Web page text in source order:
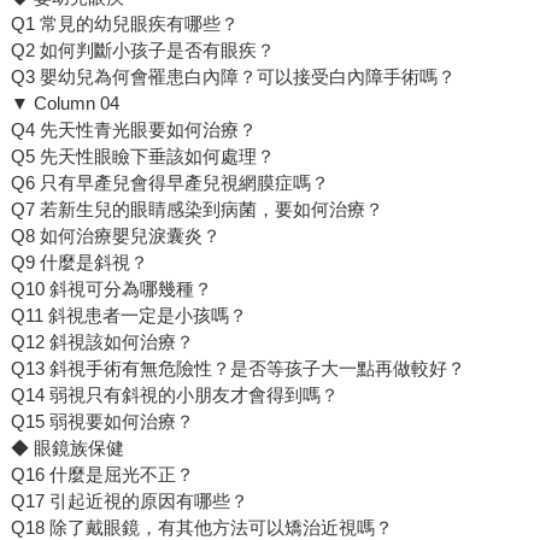
Q1 常見的幼兒眼疾有哪些？
Q2 如何判斷小孩子是否有眼疾？
Q3 嬰幼兒為何會罹患白內障？可以接受白內障手術嗎？
▼ Column 04
Q4 先天性青光眼要如何治療？
Q5 先天性眼瞼下垂該如何處理？
Q6 只有早產兒會得早產兒視網膜症嗎？
Q7 若新生兒的眼睛感染到病菌，要如何治療？
Q8 如何治療嬰兒淚囊炎？
Q9 什麼是斜視？
Q10 斜視可分為哪幾種？
Q11 斜視患者一定是小孩嗎？
Q12 斜視該如何治療？
Q13 斜視手術有無危險性？是否等孩子大一點再做較好？
Q14 弱視只有斜視的小朋友才會得到嗎？
Q15 弱視要如何治療？
◆ 眼鏡族保健
Q16 什麼是屈光不正？
Q17 引起近視的原因有哪些？
Q18 除了戴眼鏡，有其他方法可以矯治近視嗎？